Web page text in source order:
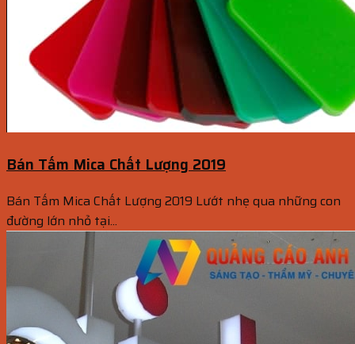
Bán Tấm Mica Chất Lượng 2019
Bán Tấm Mica Chất Lượng 2019 Lướt nhẹ qua những con
đường lớn nhỏ tại...